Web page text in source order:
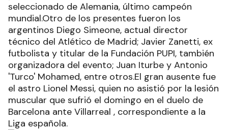
seleccionado de Alemania, último campeón
mundial.Otro de los presentes fueron los
argentinos Diego Simeone, actual director
técnico del Atlético de Madrid; Javier Zanetti, ex
futbolista y titular de la Fundación PUPI, también
organizadora del evento; Juan Iturbe y Antonio
'Turco' Mohamed, entre otros.El gran ausente fue
el astro Lionel Messi, quien no asistió por la lesión
muscular que sufrió el domingo en el duelo de
Barcelona ante Villarreal , correspondiente a la
Liga española.